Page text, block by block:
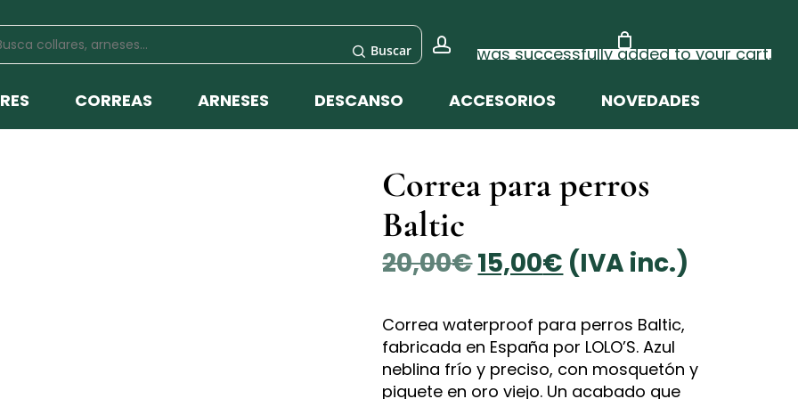
Buscar was successfully added to your cart.
CORREAS ARNESES DESCANSO ACCESORIOS NOVEDADES
Correa para perros
Baltic
20,00€El
precio
original
era:
20,00€.
15,00€ El
precio
actual
es:
15,00€.
(IVA inc.)
Correa waterproof para perros Baltic,
fabricada en España por LOLO’S. Azul
neblina frío y preciso, con mosquetón y
piquete en oro viejo. Un acabado que